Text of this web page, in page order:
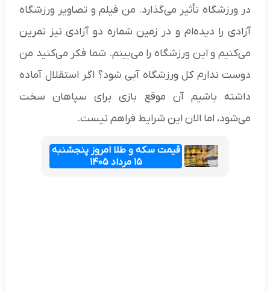
در ورزشگاه تأثیر می‌گذارد. من فیلم و تصاویر ورزشگاه
آزادی را دیده‌ام و در زمین شماره دو آزادی نیز تمرین
می‌کنیم و این ورزشگاه را می‌بینم. شما فکر می‌کنید من
دوست ندارم کل ورزشگاه آبی شود؟ اگر استقلال آماده
داشته باشیم آن موقع بازی برای سپاهان سخت
می‌شود، اما الان این شرایط فراهم نیست.
قیمت سکه و طلا امروز پنجشنبه
۱۵ مرداد ۱۴۰۵